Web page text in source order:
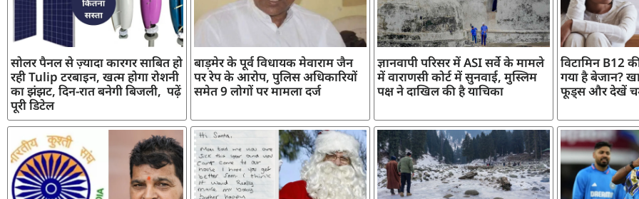
सोलर पैनल से ज़्यादा कारगर साबित हो
रही Tulip टरबाइन, खत्म होगा रोशनी
का झंझट, दिन-रात बनेगी बिजली, पढ़ें
पूरी डिटेल
बाड़मेर के पूर्व विधायक मेवाराम जैन
पर रेप के आरोप, पुलिस अधिकारियों
समेत 9 लोगों पर मामला दर्ज
ज्ञानवापी परिसर में ASI सर्वे के मामले
में वाराणसी कोर्ट में सुनवाई, मुस्लिम
पक्ष ने दाखिल की है याचिका
विटामिन B12
गया है बेजान?
फूड्स और देखें